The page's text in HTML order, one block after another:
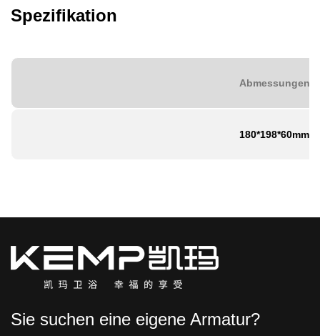
Spezifikation
Abmessungen
180*198*60mm
Sie suchen eine eigene Armatur?